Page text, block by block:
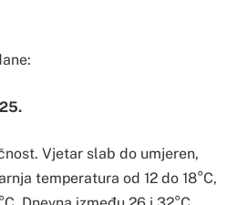
Vjetar slab do umjeren,
temperatura od 12 do 18°C,